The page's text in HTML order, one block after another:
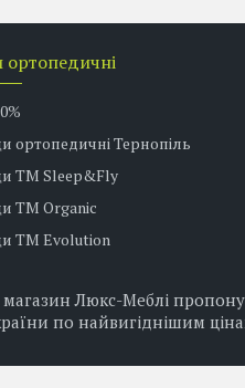
ортопедичні Тернопіль
ТМ Sleep&Fly
TM Organic
ТМ Evolution
магазин Люкс-Меблі
по найвигіднішим